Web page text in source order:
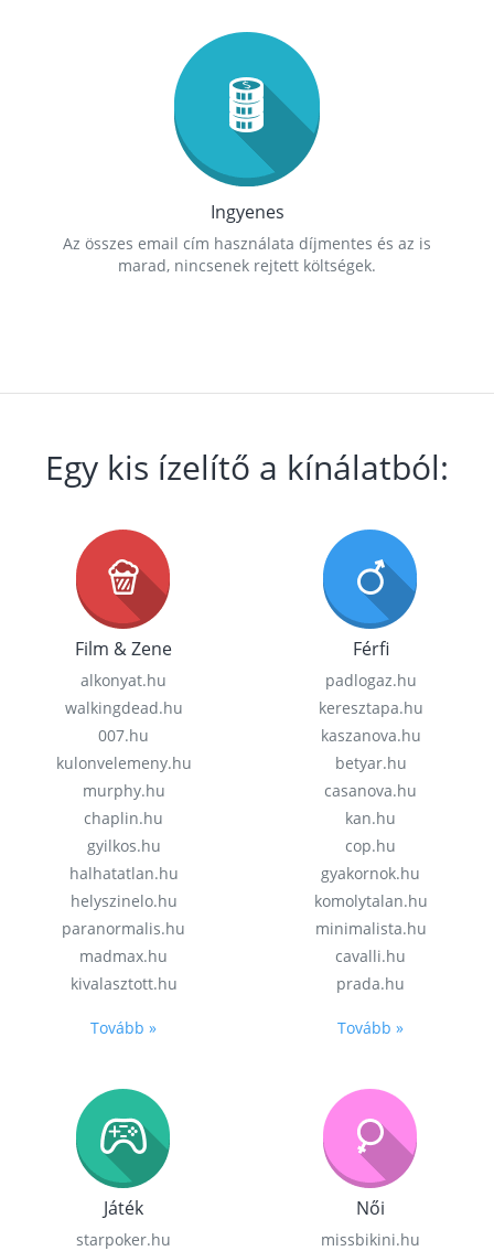
Ingyenes
Az összes email cím használata díjmentes és az is
marad, nincsenek rejtett költségek.
Egy kis ízelítő a kínálatból:
Film & Zene
alkonyat.hu
walkingdead.hu
007.hu
kulonvelemeny.hu
murphy.hu
chaplin.hu
gyilkos.hu
halhatatlan.hu
helyszinelo.hu
paranormalis.hu
madmax.hu
kivalasztott.hu
Tovább »
Férfi
padlogaz.hu
keresztapa.hu
kaszanova.hu
betyar.hu
casanova.hu
kan.hu
cop.hu
gyakornok.hu
komolytalan.hu
minimalista.hu
cavalli.hu
prada.hu
Tovább »
Játék
starpoker.hu
Női
missbikini.hu